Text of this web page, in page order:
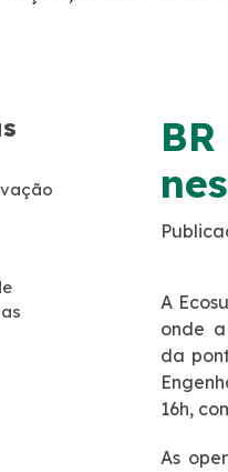
A
onde
da
16h,
As